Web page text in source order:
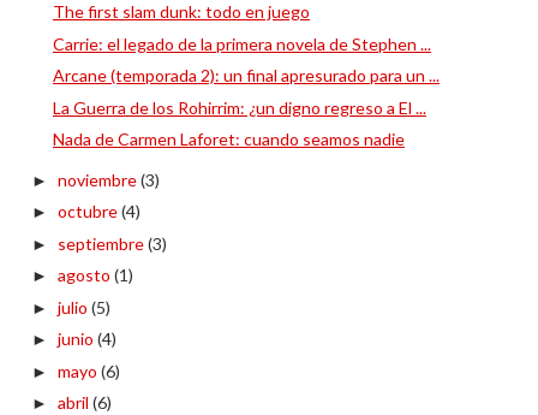
The first slam dunk: todo en juego
Carrie: el legado de la primera novela de Stephen ...
Arcane (temporada 2): un final apresurado para un ...
La Guerra de los Rohirrim: ¿un digno regreso a El ...
Nada de Carmen Laforet: cuando seamos nadie
► noviembre(3)
► octubre(4)
► septiembre(3)
► agosto (1)
► julio (5)
► junio (4)
► mayo (6)
► abril (6)